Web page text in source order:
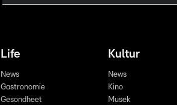
Life
News
Gastronomie
Gesondheet
Kultur
News
Kino
Musek